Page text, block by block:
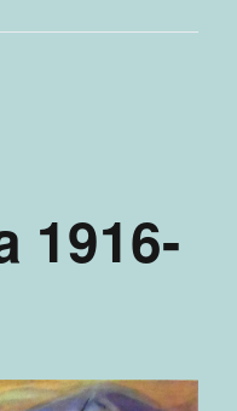
1916-